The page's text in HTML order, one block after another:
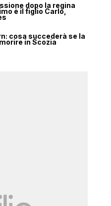
dopo la regina
è il figlio Carlo,
cosa succederà se la
in Scozia